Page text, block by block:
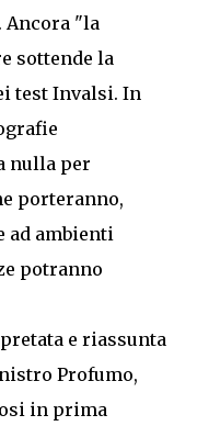
Ancora "la
sottende la
test Invalsi. In
nulla per
porteranno,
ad ambienti
potranno
e riassunta
Profumo,
in prima